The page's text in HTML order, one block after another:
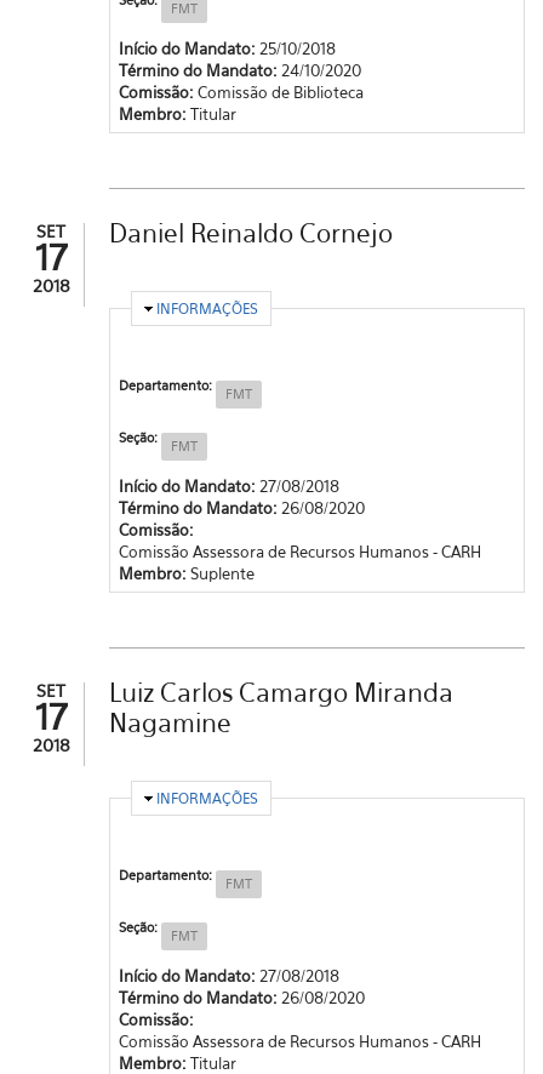
FMT
Início do Mandato: 25/10/2018
Término do Mandato: 24/10/2020
Comissão: Comissão de Biblioteca
Membro: Titular
SET
17
2018
Daniel Reinaldo Cornejo
OCULTAR
INFORMAÇÕES
Departamento: FMT
Seção: FMT
Início do Mandato: 27/08/2018
Término do Mandato: 26/08/2020
Comissão:
Comissão Assessora de Recursos Humanos - CARH
Membro: Suplente
SET
17
2018
Luiz Carlos Camargo Miranda
Nagamine
OCULTAR
INFORMAÇÕES
Departamento: FMT
Seção: FMT
Início do Mandato: 27/08/2018
Término do Mandato: 26/08/2020
Comissão:
Comissão Assessora de Recursos Humanos - CARH
Membro: Titular